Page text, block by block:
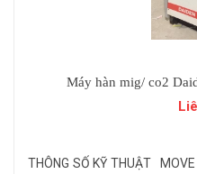
Máy hàn mig/ co2
THÔNG SỐ KỸ THUẬT